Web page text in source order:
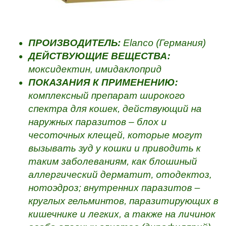
ПРОИЗВОДИТЕЛЬ: Elanco (Германия)
ДЕЙСТВУЮЩИЕ ВЕЩЕСТВА:
моксидектин, имидаклоприд
ПОКАЗАНИЯ К ПРИМЕНЕНИЮ:
комплексный препарат широкого
спектра для кошек, действующий на
наружных паразитов – блох и
чесоточных клещей, которые могут
вызывать зуд у кошки и приводить к
таким заболеваниям, как блошиный
аллергический дерматит, отодектоз,
нотоэдроз; внутренних паразитов –
круглых гельминтов, паразитирующих в
кишечнике и легких, а также на личинок